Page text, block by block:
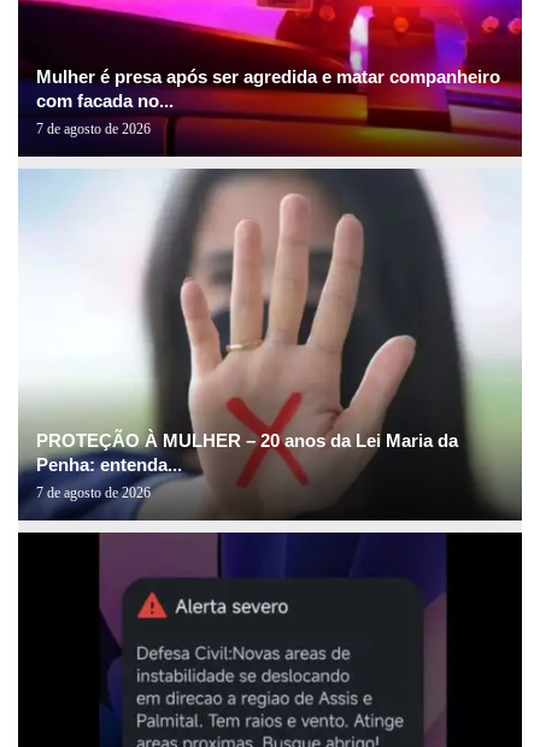
Mulher é presa após ser agredida e matar companheiro
com facada no...
7 de agosto de 2026
PROTEÇÃO À MULHER – 20 anos da Lei Maria da
Penha: entenda...
7 de agosto de 2026